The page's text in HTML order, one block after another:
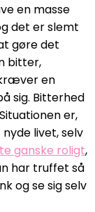
en masse
det er slemt
gøre det
bitter,
en
sig. Bitterhed
er,
livet, selv
ganske roligt,
har truffet så
og se sig selv